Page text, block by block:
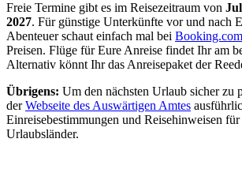
Freie Termine gibt es im Reisezeitraum von
2027. Für günstige Unterkünfte vor und nach
Abenteuer schaut einfach mal bei Booking.com
Preisen. Flüge für Eure Anreise findet Ihr am
Alternativ könnt Ihr das Anreisepaket der
Übrigens: Um den nächsten Urlaub sicher zu
derWebseite des Auswärtigen Amtes
Einreisebestimmungen und Reisehinweisen
Urlaubsländer.